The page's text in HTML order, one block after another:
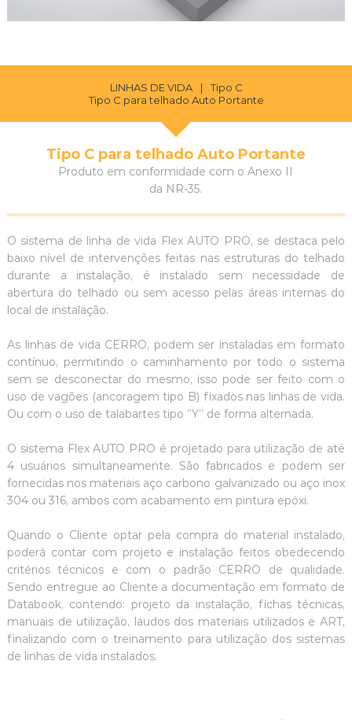
LINHAS DE VIDA |
Tipo C
Tipo C para telhado Auto Portante
Tipo C para telhado Auto Portante
Produto em conformidade com o Anexo II
da NR-35.
O sistema de linha de vida Flex AUTO PRO, se destaca pelo
baixo nível de intervenções feitas nas estruturas do telhado
durante a instalação, é instalado sem necessidade de
abertura do telhado ou sem acesso pelas áreas internas do
local de instalação.
As linhas de vida CERRO, podem ser instaladas em formato
contínuo, permitindo o caminhamento por todo o sistema
sem se desconectar do mesmo, isso pode ser feito com o
uso de vagões (ancoragem tipo B) fixados nas linhas de vida.
Ou com o uso de talabartes tipo ”Y’’ de forma alternada.
O sistema Flex AUTO PRO é projetado para utilização de até
4 usuários simultaneamente. São fabricados e podem ser
fornecidas nos materiais aço carbono galvanizado ou aço inox
304 ou 316, ambos com acabamento em pintura epóxi.
Quando o Cliente optar pela compra do material instalado,
poderá contar com projeto e instalação feitos obedecendo
critérios técnicos e com o padrão CERRO de qualidade.
Sendo entregue ao Cliente a documentação em formato de
Databook, contendo: projeto da instalação, fichas técnicas,
manuais de utilização, laudos dos materiais utilizados e ART,
finalizando com o treinamento para utilização dos sistemas
de linhas de vida instalados.